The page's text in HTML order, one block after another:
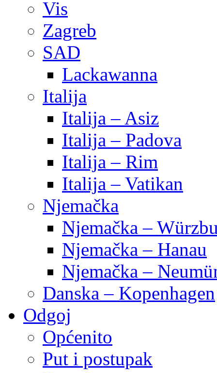
Vis
Zagreb
SAD
Lackawanna
Italija
Italija – Asiz
Italija – Padova
Italija – Rim
Italija – Vatikan
Njemačka
Njemačka –
Njemačka – Hanau
Njemačka –
Danska – Kopenhagen
Odgoj
Općenito
Put i postupak